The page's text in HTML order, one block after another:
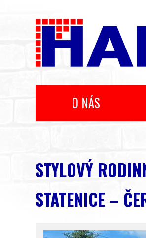
O NÁS
STYLOVÝ
STATENICE –